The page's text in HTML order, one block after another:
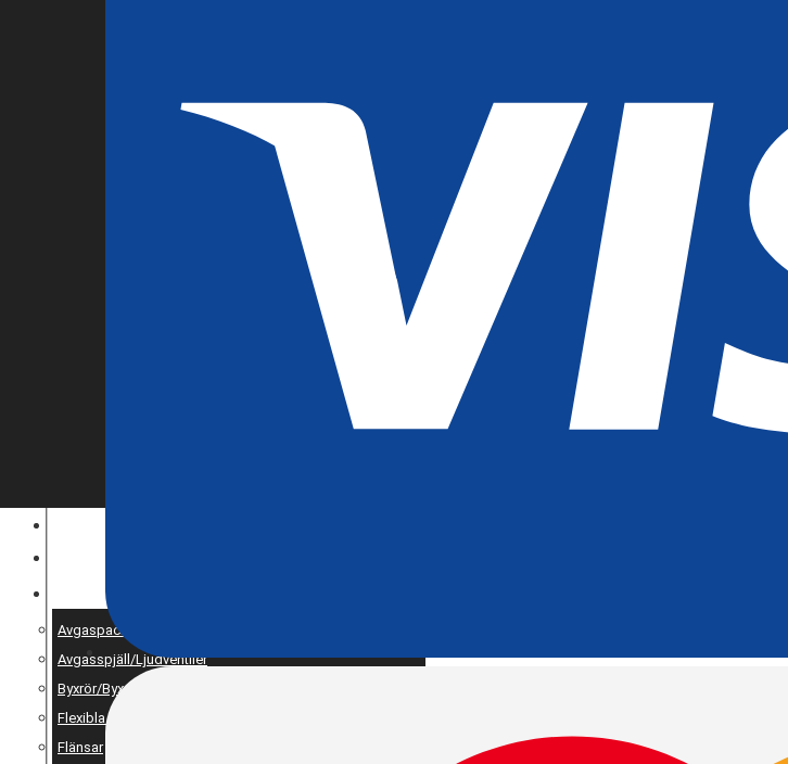
RESERV OCH UNIVERSALDELAR
Avgaspackningar
Avgasspjäll/Ljudventiler
Byxrör/Byxdelning/X-pipe
Flexibla bälgar
Flänsar